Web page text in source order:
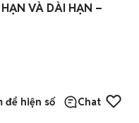
VÀ DÀI HẠN –
để hiện số Chat